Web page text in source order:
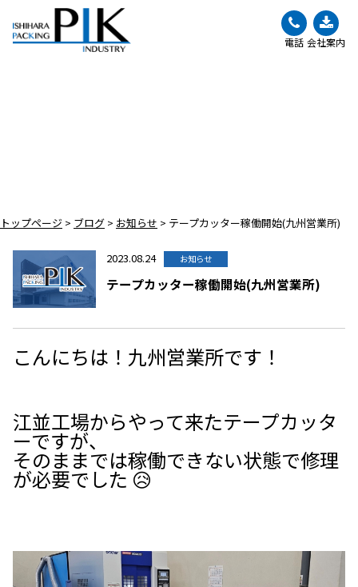
電話 会社案内
トップページ > ブログ > お知らせ > テープカッター稼働開始(九州営業所)
2023.08.24 お知らせ
テープカッター稼働開始(九州営業所)
こんにちは！九州営業所です！
江並工場からやって来たテープカッタ
ーですが、
そのままでは稼働できない状態で修理
が必要でした 😥